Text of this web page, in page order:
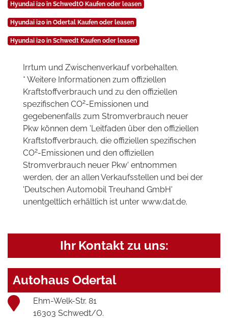
Hyundai i20 in SchwedtO Kaufen oder leasen
Hyundai i20 in Odertal Kaufen oder leasen
Hyundai i20 in Schwedt Kaufen oder leasen
Irrtum und Zwischenverkauf vorbehalten.
* Weitere Informationen zum offiziellen
Kraftstoffverbrauch und zu den offiziellen
spezifischen CO2-Emissionen und
gegebenenfalls zum Stromverbrauch neuer
Pkw können dem 'Leitfaden über den offiziellen
Kraftstoffverbrauch, die offiziellen spezifischen
CO2-Emissionen und den offiziellen
Stromverbrauch neuer Pkw' entnommen
werden, der an allen Verkaufsstellen und bei der
'Deutschen Automobil Treuhand GmbH'
unentgeltlich erhältlich ist unter www.dat.de.
Ihr Kontakt zu uns:
Autohaus Odertal
Ehm-Welk-Str. 81
16303 Schwedt/O.